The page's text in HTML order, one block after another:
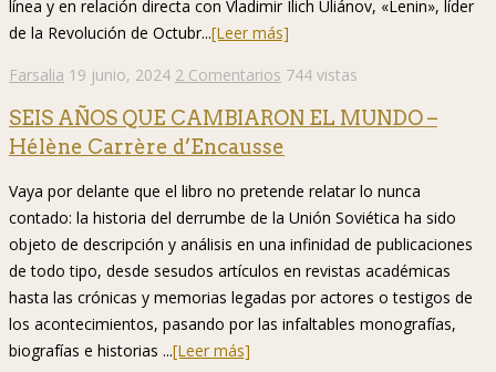
línea y en relación directa con Vladimir Ílich Uliánov, «Lenin», líder
de la Revolución de Octubr...[Leer más]
Farsalia 19 junio, 2024 2 Comentarios 744 vistas
SEIS AÑOS QUE CAMBIARON EL MUNDO –
Hélène Carrère d’Encausse
Vaya por delante que el libro no pretende relatar lo nunca
contado: la historia del derrumbe de la Unión Soviética ha sido
objeto de descripción y análisis en una infinidad de publicaciones
de todo tipo, desde sesudos artículos en revistas académicas
hasta las crónicas y memorias legadas por actores o testigos de
los acontecimientos, pasando por las infaltables monografías,
biografías e historias ...[Leer más]